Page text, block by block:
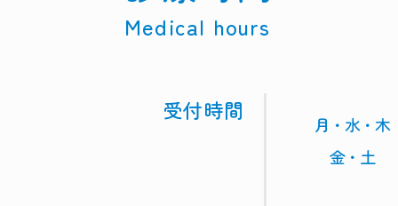
Medical hours
受付時間
月・水・木
金・土